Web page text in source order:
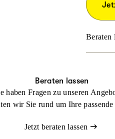
Beraten
Beraten lassen
haben Fragen zu unseren
wir Sie rund um Ihre
Jetzt beraten lassen